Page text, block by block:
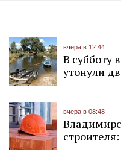
вчера в 12:44
В субботу
утонули
вчера в 08:48